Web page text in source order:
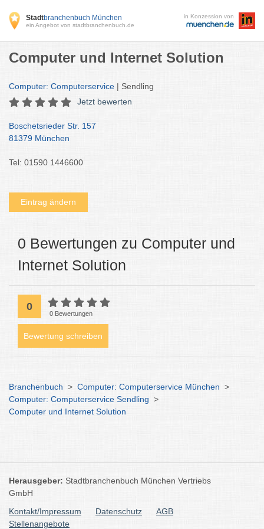
Stadtbranchenbuch München
ein Angebot von stadtbranchenbuch.de
in Konzession von
Computer und Internet Solution
Computer: Computerservice | Sendling
Jetzt bewerten
Boschetsrieder Str. 157
81379 München
Tel: 01590 1446600
Eintrag ändern
0 Bewertungen zu Computer und
Internet Solution
0
0 Bewertungen
Bewertung schreiben
Branchenbuch > Computer: Computerservice München >
Computer: Computerservice Sendling >
Computer und Internet Solution
Herausgeber: Stadtbranchenbuch München Vertriebs
GmbH
Kontakt/Impressum
Datenschutz
AGB
Stellenangebote